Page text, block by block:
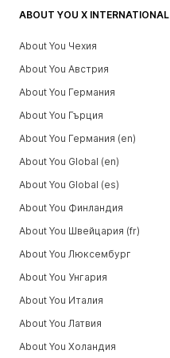
ABOUT YOU X INTERNATIONAL
About You Чехия
About You Австрия
About You Германия
About You Гърция
About You Германия (en)
About You Global (en)
About You Global (es)
About You Финландия
About You Швейцария (fr)
About You Люксембург
About You Унгария
About You Италия
About You Латвия
About You Холандия